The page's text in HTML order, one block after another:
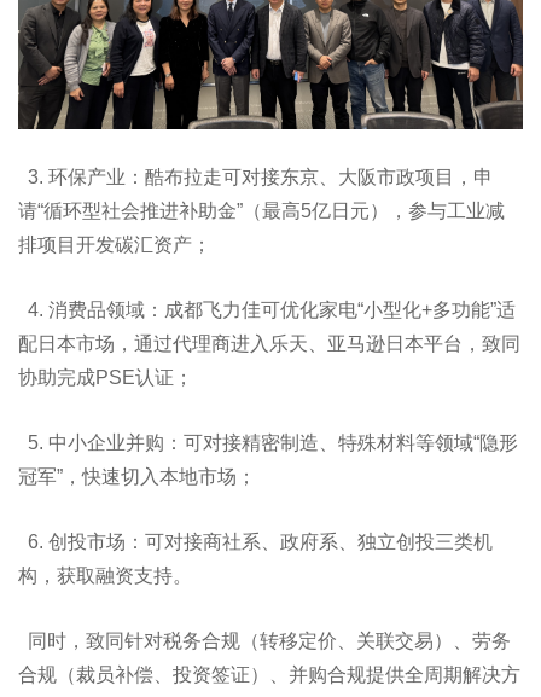
3. 环保产业：酷布拉走可对接东京、大阪市政项目，申
请“循环型社会推进补助金”（最高5亿日元），参与工业减
排项目开发碳汇资产；
4. 消费品领域：成都飞力佳可优化家电“小型化+多功能”适
配日本市场，通过代理商进入乐天、亚马逊日本平台，致同
协助完成PSE认证；
5. 中小企业并购：可对接精密制造、特殊材料等领域“隐形
冠军”，快速切入本地市场；
6. 创投市场：可对接商社系、政府系、独立创投三类机
构，获取融资支持。
同时，致同针对税务合规（转移定价、关联交易）、劳务
合规（裁员补偿、投资签证）、并购合规提供全周期解决方